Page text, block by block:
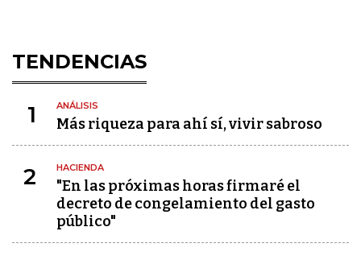
TENDENCIAS
1 ANÁLISIS
Más riqueza para ahí sí, vivir sabroso
2 HACIENDA
"En las próximas horas firmaré el
decreto de congelamiento del gasto
público"